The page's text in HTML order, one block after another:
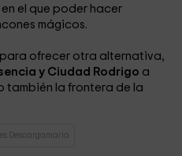
en el que poder hacer
mágicos.
para ofrecer otra alternativa,
y Ciudad Rodrigo a
también la frontera de la
Descargamaria